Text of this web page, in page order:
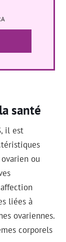
santé
il est
ou
liées à
ovariennes.
corporels